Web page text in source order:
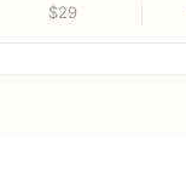
$29